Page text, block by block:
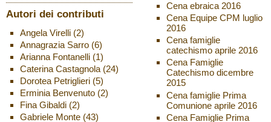
Autori dei contributi
Angela Virelli(2)
Annagrazia Sarro(6)
Arianna Fontanelli(1)
Caterina Castagnola(24)
Dorotea Petriglieri(5)
Erminia Benvenuto(2)
Fina Gibaldi(2)
Gabriele Monte(43)
Cena ebraica 2016
Cena Equipe CPM luglio
2016
Cena famiglie
catechismo aprile 2016
Cena Famiglie
Catechismo dicembre
2015
Cena famiglie Prima
Comunione aprile 2016
Cena Famiglie Prima